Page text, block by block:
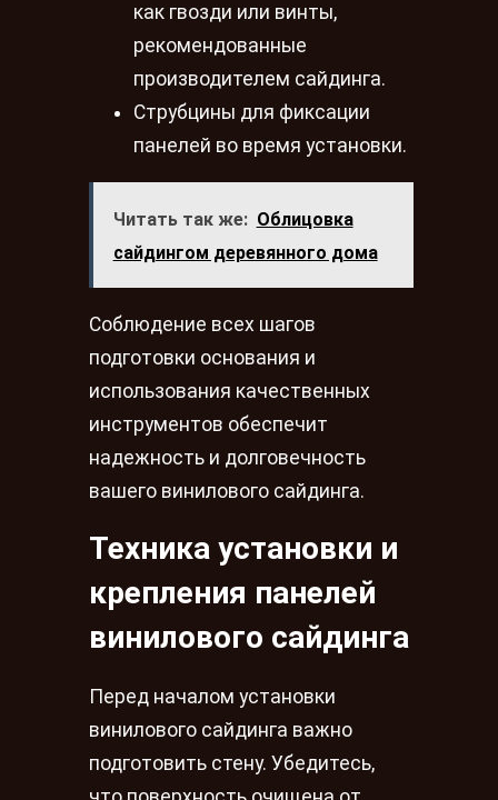
как гвозди или винты,
рекомендованные
производителем сайдинга.
Струбцины для фиксации
панелей во время установки.
Читать так же: Облицовка
сайдингом деревянного дома
Соблюдение всех шагов
подготовки основания и
использования качественных
инструментов обеспечит
надежность и долговечность
вашего винилового сайдинга.
Техника установки и
крепления панелей
винилового сайдинга
Перед началом установки
винилового сайдинга важно
подготовить стену. Убедитесь,